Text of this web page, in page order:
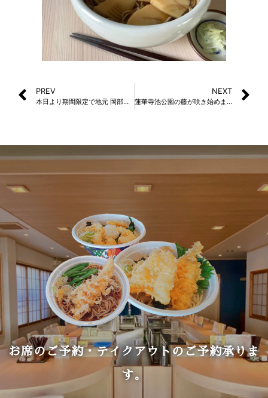
PREV
本日より期間限定で地元 岡部産筍使用「エビと竹の子の天おろしそば」始めました。
NEXT
蓮華寺池公園の藤が咲き始めました。
お席のご予約・テイクアウトのご予約承りま
す。